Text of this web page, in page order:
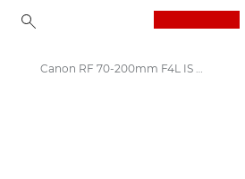
Canon RF 70-200mm F4L IS USM – objektivy typu RF